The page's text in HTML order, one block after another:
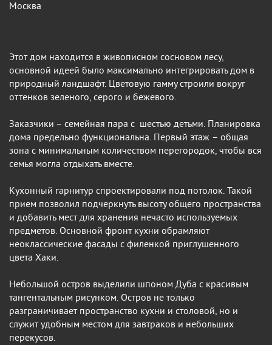
Москва
Этот дом находится в живописном сосновом лесу,
основной идеей было максимально интегрировать дом в
природный ландшафт. Цветовую гамму строили вокруг
оттенков зеленого, серого и бежевого.
Заказчики – семейная пара с шестью детьми. Планировка
дома предельно функциональна. Первый этаж – общая
зона с минимальным количеством перегородок, чтобы вся
семья могла отдыхать вместе.
Кухонный гарнитур спроектировали под потолок. Такой
прием позволил подчеркнуть высоту общего пространства
и добавить мест для хранения нечасто используемых
предметов. Основной фронт кухни обрамляют
неоклассические фасады с филенкой приглушенного
цвета Хаки.
Небольшой остров выделили шпоном Дуба с красивым
тангентальным рисунком. Остров не только
разграничивает пространство кухни и столовой, но и
служит удобным местом для завтраков и небольших
перекусов.